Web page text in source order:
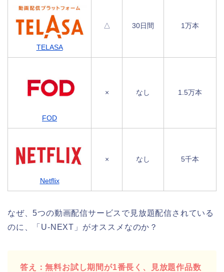
TELASA
△ 30日間 1万本
FOD
× なし 1.5万本
Netflix
× なし 5千本
なぜ、5つの動画配信サービスで見放題配信されている
のに、「U-NEXT」がオススメなのか？
答え：無料お試し期間が1番長く、見放題作品数